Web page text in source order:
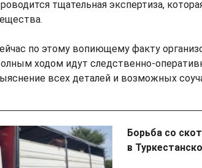
тщательная экспертиза,
по этому вопиющему факту
ходом идут следственно-
всех деталей и возможных
Борьба со
в